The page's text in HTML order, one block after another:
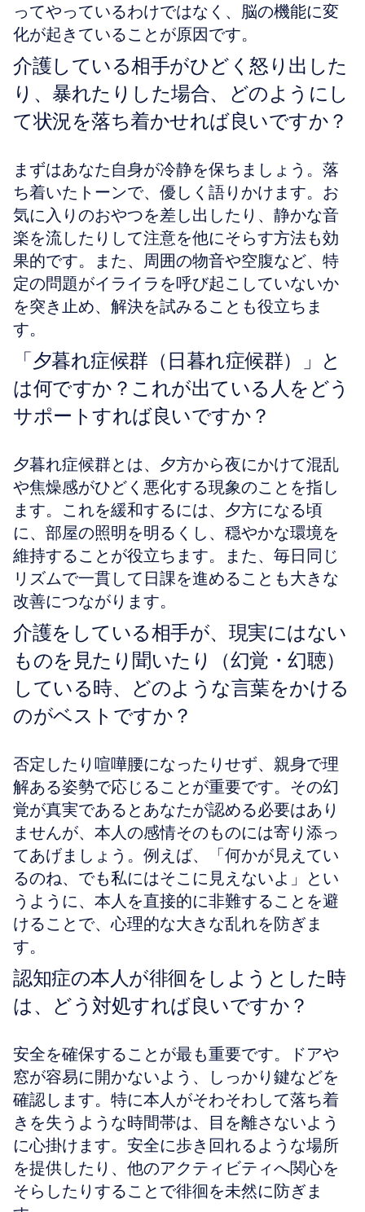
ってやっているわけではなく、脳の機能に変
化が起きていることが原因です。
介護している相手がひどく怒り出した
り、暴れたりした場合、どのようにし
て状況を落ち着かせれば良いですか？
まずはあなた自身が冷静を保ちましょう。落
ち着いたトーンで、優しく語りかけます。お
気に入りのおやつを差し出したり、静かな音
楽を流したりして注意を他にそらす方法も効
果的です。また、周囲の物音や空腹など、特
定の問題がイライラを呼び起こしていないか
を突き止め、解決を試みることも役立ちま
す。
「夕暮れ症候群（日暮れ症候群）」と
は何ですか？これが出ている人をどう
サポートすれば良いですか？
夕暮れ症候群とは、夕方から夜にかけて混乱
や焦燥感がひどく悪化する現象のことを指し
ます。これを緩和するには、夕方になる頃
に、部屋の照明を明るくし、穏やかな環境を
維持することが役立ちます。また、毎日同じ
リズムで一貫して日課を進めることも大きな
改善につながります。
介護をしている相手が、現実にはない
ものを見たり聞いたり（幻覚・幻聴）
している時、どのような言葉をかける
のがベストですか？
否定したり喧嘩腰になったりせず、親身で理
解ある姿勢で応じることが重要です。その幻
覚が真実であるとあなたが認める必要はあり
ませんが、本人の感情そのものには寄り添っ
てあげましょう。例えば、「何かが見えてい
るのね、でも私にはそこに見えないよ」とい
うように、本人を直接的に非難することを避
けることで、心理的な大きな乱れを防ぎま
す。
認知症の本人が徘徊をしようとした時
は、どう対処すれば良いですか？
安全を確保することが最も重要です。ドアや
窓が容易に開かないよう、しっかり鍵などを
確認します。特に本人がそわそわして落ち着
きを失うような時間帯は、目を離さないよう
に心掛けます。安全に歩き回れるような場所
を提供したり、他のアクティビティへ関心を
そらしたりすることで徘徊を未然に防ぎま